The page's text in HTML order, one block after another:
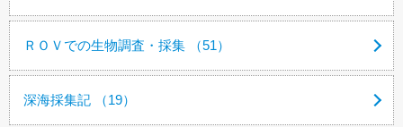
ＲＯＶでの生物調査・採集 （51）
深海採集記 （19）